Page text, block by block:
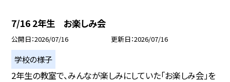
7/16 2年生 お楽しみ会
公開日 2026/07/16 更新日 2026/07/16
学校の様子
2年生の教室で、みんなが楽しみにしていた「お楽しみ会」を